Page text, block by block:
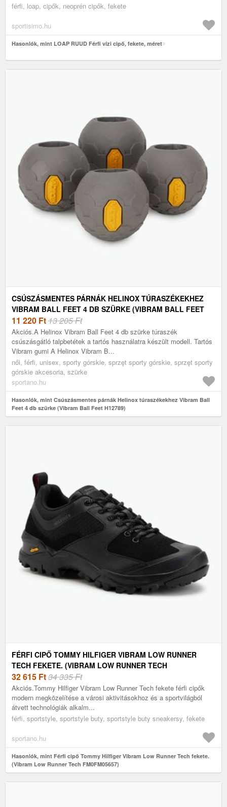
férfi, loap, cipők, neoprén cipők, fekete
sportisimo.hu
Hasonlók, mint LOAP RUUD Férfi vízi cipő, fekete, méret
CSÚSZÁSMENTES PÁRNÁK HELINOX TÚRASZÉKEKHEZ
VIBRAM BALL FEET 4 DB SZÜRKE (VIBRAM BALL FEET
H12789)
11 220 Ft13 205 Ft
Akciós.A Helinox Vibram Ball Feet 4 db szürke túraszék
csúszásgátló talpbetétek a tartós használatra készült modell. Tartós
Vibram gumi A Helinox Vibram B...
női, férfi, unisex, sporty górskie, sprzęt sporty górskie, sprzęt sporty
górskie akcesoria, szürke
sportano.hu
Hasonlók, mint Csúszásmentes párnák Helinox túraszékekhez Vibram Ball
Feet 4 db szürke (Vibram Ball Feet H12789)
FÉRFI CIPŐ TOMMY HILFIGER VIBRAM LOW RUNNER
TECH FEKETE. (VIBRAM LOW RUNNER TECH
FM0FM05657)
32 615 Ft34 335 Ft
Akciós.Tommy Hilfiger Vibram Low Runner Tech fekete férfi cipők
modern megközelítése a városi aktivitásokhoz és a sportvilágból
átvett technológiák alkalm...
férfi, sportstyle, sportstyle buty, sportstyle buty sneakersy, fekete
sportano.hu
Hasonlók, mint Férfi cipő Tommy Hilfiger Vibram Low Runner Tech fekete.
(Vibram Low Runner Tech FM0FM05657)